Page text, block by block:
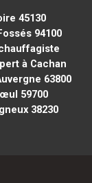
45130
94100
à Cachan
63800
59700
38230